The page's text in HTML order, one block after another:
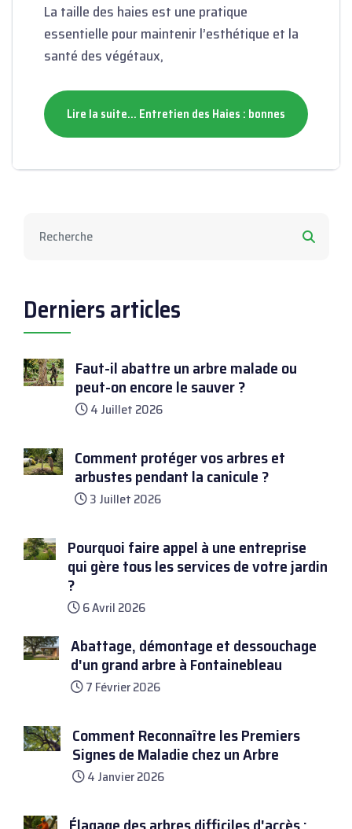
La taille des haies est une pratique
essentielle pour maintenir l’esthétique et la
santé des végétaux,
Lire la suite... Entretien des Haies : bonnes
Derniers articles
Faut-il abattre un arbre malade ou
peut-on encore le sauver ?
4 Juillet 2026
Comment protéger vos arbres et
arbustes pendant la canicule ?
3 Juillet 2026
Pourquoi faire appel à une entreprise
qui gère tous les services de votre jardin
?
6 Avril 2026
Abattage, démontage et dessouchage
d'un grand arbre à Fontainebleau
7 Février 2026
Comment Reconnaître les Premiers
Signes de Maladie chez un Arbre
4 Janvier 2026